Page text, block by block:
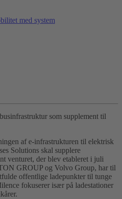
med system
som supplement til
af e-infrastrukturen til elektrisk
Solutions skal supplere
venturet, der blev etableret i juli
GROUP og Volvo Group, har til
offentlige ladepunkter til tunge
fokuserer især på ladestationer